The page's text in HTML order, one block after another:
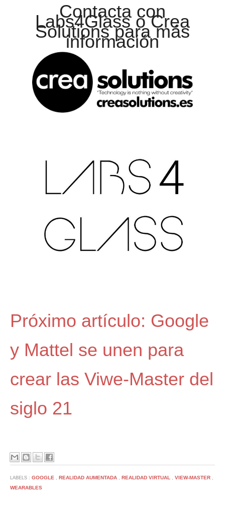
Contacta con
Labs4Glass o Crea
Solutions para más
información
Próximo artículo: Google
y Mattel se unen para
crear las Viwe-Master del
siglo 21
LABELS : GOOGLE REALIDAD AUMENTADA REALIDAD VIRTUAL VIEW-MASTER
WEARABLES